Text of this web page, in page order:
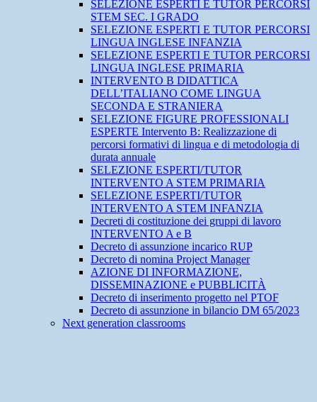
SELEZIONE ESPERTI E TUTOR PERCORSI
STEM SEC. I GRADO
SELEZIONE ESPERTI E TUTOR PERCORSI
LINGUA INGLESE INFANZIA
SELEZIONE ESPERTI E TUTOR PERCORSI
LINGUA INGLESE PRIMARIA
INTERVENTO B DIDATTICA
DELL’ITALIANO COME LINGUA
SECONDA E STRANIERA
SELEZIONE FIGURE PROFESSIONALI
ESPERTE Intervento B: Realizzazione di
percorsi formativi di lingua e di metodologia di
durata annuale
SELEZIONE ESPERTI/TUTOR
INTERVENTO A STEM PRIMARIA
SELEZIONE ESPERTI/TUTOR
INTERVENTO A STEM INFANZIA
Decreti di costituzione dei gruppi di lavoro
INTERVENTO A e B
Decreto di assunzione incarico RUP
Decreto di nomina Project Manager
AZIONE DI INFORMAZIONE,
DISSEMINAZIONE e PUBBLICITÀ
Decreto di inserimento progetto nel PTOF
Decreto di assunzione in bilancio DM 65/2023
Next generation classrooms